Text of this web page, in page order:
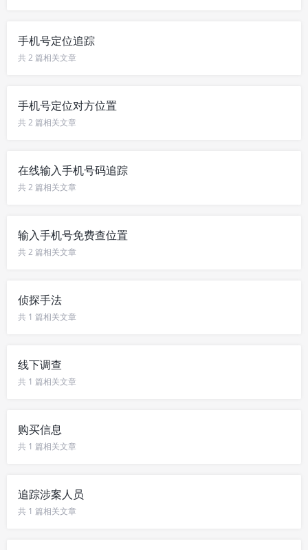
手机号定位追踪
共 2 篇相关文章
手机号定位对方位置
共 2 篇相关文章
在线输入手机号码追踪
共 2 篇相关文章
输入手机号免费查位置
共 2 篇相关文章
侦探手法
共 1 篇相关文章
线下调查
共 1 篇相关文章
购买信息
共 1 篇相关文章
追踪涉案人员
共 1 篇相关文章